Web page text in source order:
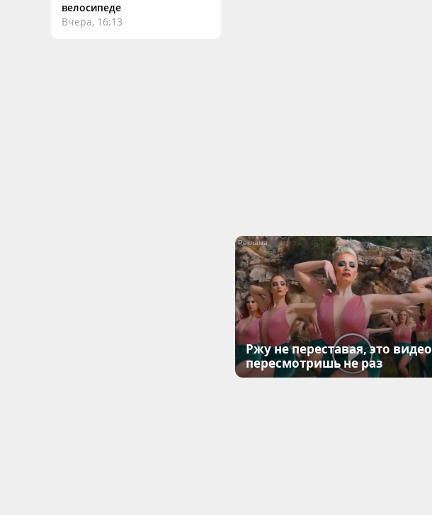
велосипеде
Вчера, 16:13
Ржу не переставая, это видео
пересмотришь не раз